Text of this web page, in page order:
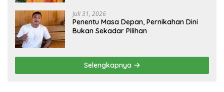
Juli 31, 2026
Penentu Masa Depan, Pernikahan Dini
Bukan Sekadar Pilihan
Selengkapnya